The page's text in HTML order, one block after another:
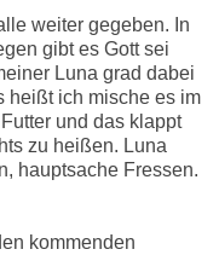
weiter gegeben. In
gibt es Gott sei
Luna grad dabei
heißt ich mische es im
und das klappt
zu heißen. Luna
hauptsache Fressen.
kommenden